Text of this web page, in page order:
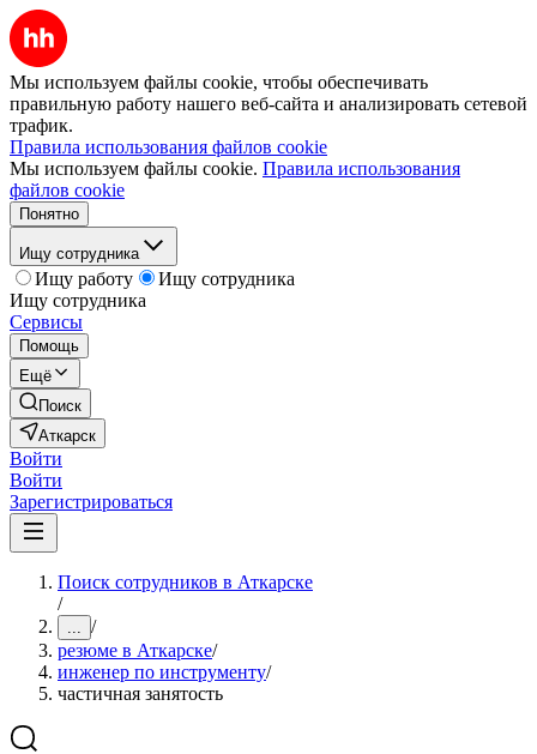
Мы используем файлы cookie, чтобы обеспечивать
правильную работу нашего веб-сайта и анализировать сетевой
трафик.
Правила использования файлов cookie
Мы используем файлы cookie. Правила использования
файлов cookie
Понятно
Ищу сотрудника
Ищу работу
Ищу сотрудника
Ищу сотрудника
Сервисы
Помощь
Ещё
Поиск
Аткарск
Войти
Войти
Зарегистрироваться
Поиск сотрудников в Аткарске
/
... /
резюме в Аткарске/
инженер по инструменту/
частичная занятость